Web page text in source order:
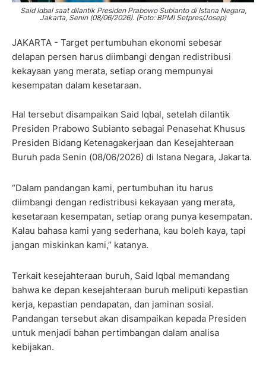
Said Iqbal saat dilantik Presiden Prabowo Subianto di Istana Negara,
Jakarta, Senin (08/06/2026). (Foto: BPMI Setpres/Josep)
JAKARTA - Target pertumbuhan ekonomi sebesar
delapan persen harus diimbangi dengan redistribusi
kekayaan yang merata, setiap orang mempunyai
kesempatan dalam kesetaraan.
Hal tersebut disampaikan Said Iqbal, setelah dilantik
Presiden Prabowo Subianto sebagai Penasehat Khusus
Presiden Bidang Ketenagakerjaan dan Kesejahteraan
Buruh pada Senin (08/06/2026) di Istana Negara, Jakarta.
“Dalam pandangan kami, pertumbuhan itu harus
diimbangi dengan redistribusi kekayaan yang merata,
kesetaraan kesempatan, setiap orang punya kesempatan.
Kalau bahasa kami yang sederhana, kau boleh kaya, tapi
jangan miskinkan kami,” katanya.
Terkait kesejahteraan buruh, Said Iqbal memandang
bahwa ke depan kesejahteraan buruh meliputi kepastian
kerja, kepastian pendapatan, dan jaminan sosial.
Pandangan tersebut akan disampaikan kepada Presiden
untuk menjadi bahan pertimbangan dalam analisa
kebijakan.